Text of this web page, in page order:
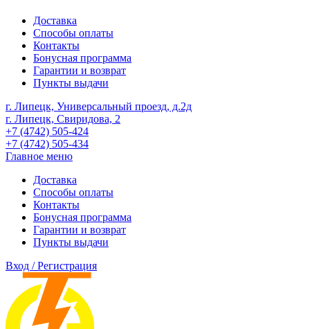
Доставка
Способы оплаты
Контакты
Бонусная программа
Гарантии и возврат
Пункты выдачи
г. Липецк, Универсальный проезд, д.2д
г. Липецк, Свиридова, 2
+7 (4742) 505-424
+7 (4742) 505-434
Главное меню
Доставка
Способы оплаты
Контакты
Бонусная программа
Гарантии и возврат
Пункты выдачи
Вход / Регистрация